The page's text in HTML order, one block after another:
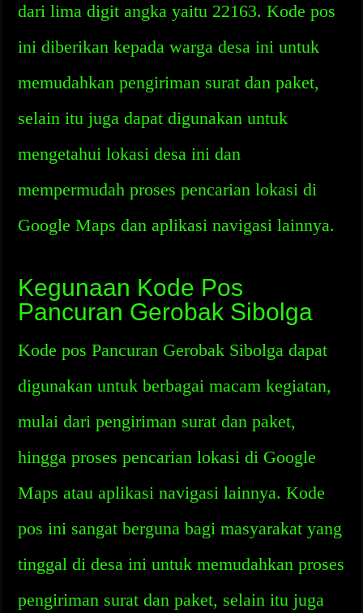
dari lima digit angka yaitu 22163. Kode pos
ini diberikan kepada warga desa ini untuk
memudahkan pengiriman surat dan paket,
selain itu juga dapat digunakan untuk
mengetahui lokasi desa ini dan
mempermudah proses pencarian lokasi di
Google Maps dan aplikasi navigasi lainnya.
Kegunaan Kode Pos
Pancuran Gerobak Sibolga
Kode pos Pancuran Gerobak Sibolga dapat
digunakan untuk berbagai macam kegiatan,
mulai dari pengiriman surat dan paket,
hingga proses pencarian lokasi di Google
Maps atau aplikasi navigasi lainnya. Kode
pos ini sangat berguna bagi masyarakat yang
tinggal di desa ini untuk memudahkan proses
pengiriman surat dan paket, selain itu juga